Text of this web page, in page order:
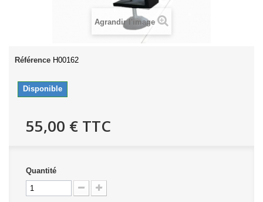
Agrandir l'image
Référence H00162
Disponible
55,00 € TTC
Quantité